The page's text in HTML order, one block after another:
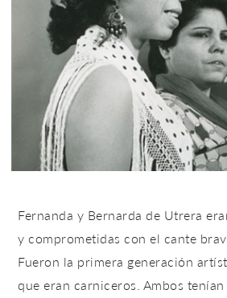
Fernanda y Bernarda de Utrera
y comprometidas con el cante
Fueron la primera generación
que eran carniceros. Ambos